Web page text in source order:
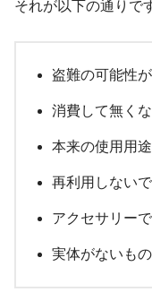
それが以下の通りで
盗難の可能性
消費して無く
本来の使用用
再利用しない
アクセサリー
実体がないもの